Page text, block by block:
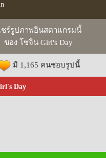
ร์รูปภาพอินสตาแกรมนี้
ของ โซจิน Girl's Day
มี 1,165 คนชอบรูปนี้
Day